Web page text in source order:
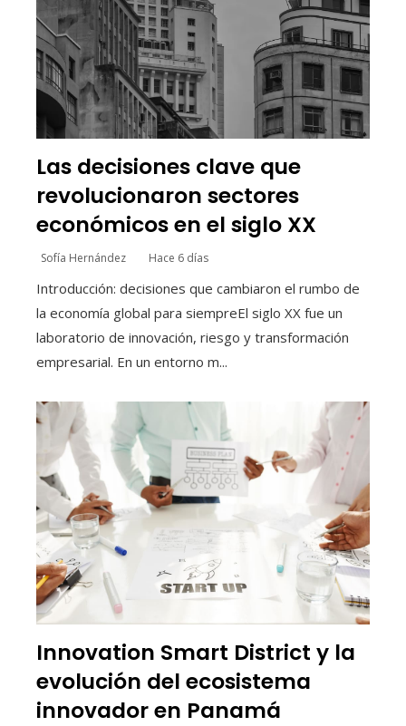
Las decisiones clave que
revolucionaron sectores
económicos en el siglo XX
Sofía Hernández Hace 6 días
Introducción: decisiones que cambiaron el rumbo de
la economía global para siempreEl siglo XX fue un
laboratorio de innovación, riesgo y transformación
empresarial. En un entorno m...
Innovation Smart District y la
evolución del ecosistema
innovador en Panamá